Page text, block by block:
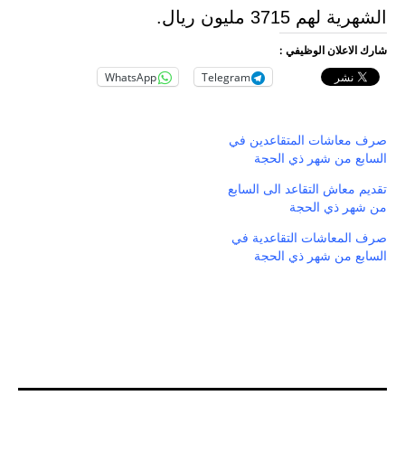
الشهرية لهم 3715 مليون ريال.
شارك الاعلان الوظيفي :
Telegram
WhatsApp
صرف معاشات المتقاعدين في
السابع من شهر ذي الحجة
تقديم معاش التقاعد الى السابع
من شهر ذي الحجة
صرف المعاشات التقاعدية في
السابع من شهر ذي الحجة